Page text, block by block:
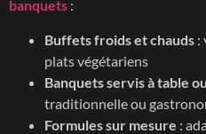
banquets :
Buffets froids et chauds :
plats végétariens
Banquets servis à table
traditionnelle ou
Formules sur mesure :